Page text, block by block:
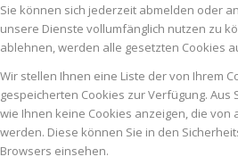
Sie können sich jederzeit abmelden oder
unsere Dienste vollumfänglich nutzen zu
ablehnen, werden alle gesetzten Cookies
Wir stellen Ihnen eine Liste der von Ihrem
gespeicherten Cookies zur Verfügung.
wie Ihnen keine Cookies anzeigen, die
werden. Diese können Sie in den
Browsers einsehen.